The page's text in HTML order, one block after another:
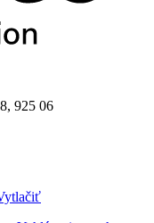
925 06